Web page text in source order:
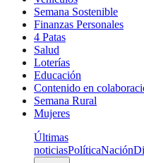
Semana Sostenible
Finanzas Personales
4 Patas
Salud
Loterías
Educación
Contenido en
Semana Rural
Mujeres
Últimas
noticiasPolíticaNación